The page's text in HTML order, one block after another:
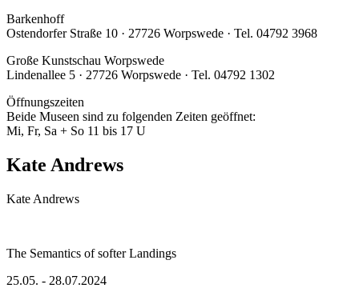
Barkenhoff
Ostendorfer Straße 10 · 27726 Worpswede · Tel. 04792 3968
Große Kunstschau Worpswede
Lindenallee 5 · 27726 Worpswede · Tel. 04792 1302
Öffnungszeiten
Beide Museen sind zu folgenden Zeiten geöffnet:
Mi, Fr, Sa + So 11 bis 17 U
Kate Andrews
Kate Andrews
The Semantics of softer Landings
25.05. - 28.07.2024